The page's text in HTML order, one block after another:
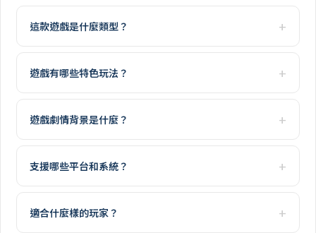
這款遊戲是什麼類型？
遊戲有哪些特色玩法？
遊戲劇情背景是什麼？
支援哪些平台和系統？
適合什麼樣的玩家？